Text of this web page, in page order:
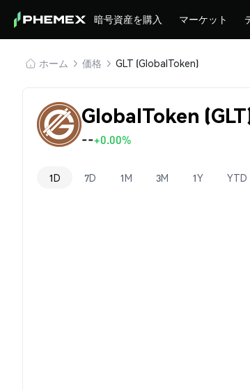
暗号資産を購入 マーケット
ホーム 価格 GLT (GlobalToken)
GlobalToken
--+0.00%
1D 7D 1M 3M 1Y YTD